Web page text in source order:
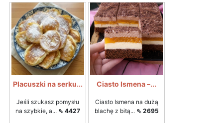
Placuszki na serku...
Jeśli szukasz pomysłu
na szybkie, a... ⇖ 4427
Ciasto Ismena –...
Ciasto Ismena na dużą
blachę z bitą... ⇖ 2695